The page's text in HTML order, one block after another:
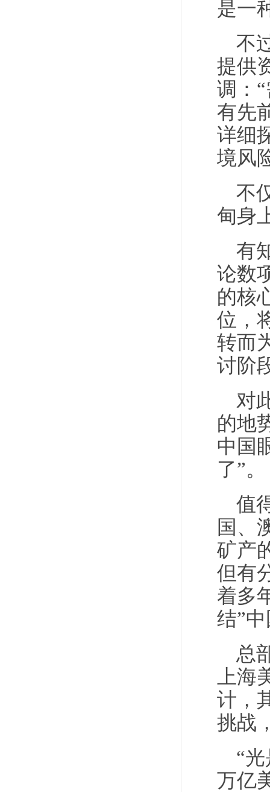
是一
不
提供
调：
有先
详细
境风
不
甸身
有
论数
的核
位，
转而
讨阶
对
的地
中国
了”。
值
国、
矿产
但有
着多
结”
总
上海
计，
挑战
“
万亿